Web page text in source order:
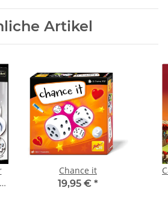
Artikel
Chance it
19,95 € *